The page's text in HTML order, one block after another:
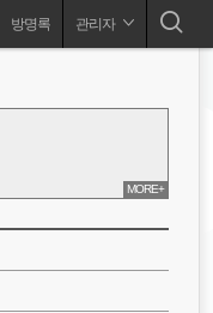
방명록 관리자
MORE+